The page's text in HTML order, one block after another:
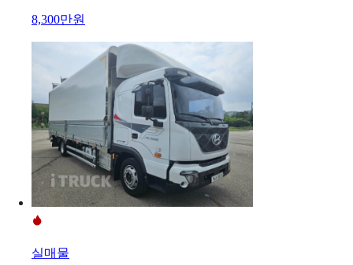
8,300만원
실매물